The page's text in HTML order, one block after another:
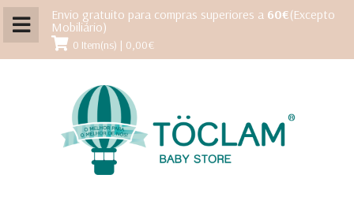
Envio gratuito para compras superiores a 60€(Excepto
Mobiliário)
0 Item(ns) | 0,00€